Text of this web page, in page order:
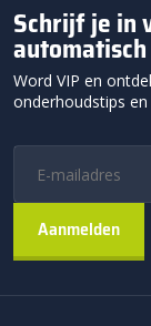
Schrijf je in
Word VIP en
onderhoudstips